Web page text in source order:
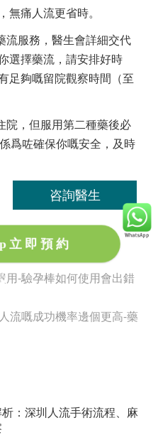
無痛人流更省時。
流服務，醫生會詳細交代
選擇藥流，請安排好時
足夠嘅留院觀察時間（至
院，但服用第二種藥後必
爲咗確保你嘅安全，及時
咨詢醫生
即預約
用-驗孕棒如何使用會出錯
流嘅成功機率邊個更高-藥
：深圳人流手術流程、麻